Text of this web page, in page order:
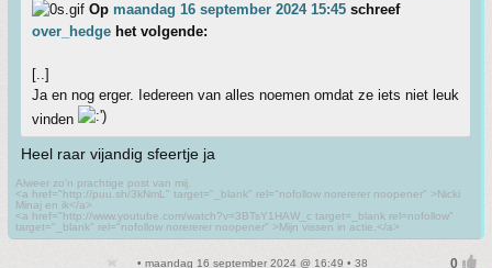
Op maandag 16 september 2024 15:45 schreef
over_hedge het volgende:
[..]
Ja en nog erger. Iedereen van alles noemen omdat ze iets niet leuk
vinden
Heel raar vijandig sfeertje ja
Alweer zo'n prachtige post van mij.
<a href="http://puu.sh/3kNmL" target="_blank" rel="nofollow norererer noopener" >Nicki
Minaj en ik</a>
<a href="http://www.youtube.com/watch?v=3BTsY1HAW_c target=_blank rel=nofollow"
target="_blank" rel="nofollow norererer noopener" >Mijn vissen in actie.</a>
• maandag 16 september 2024 @ 16:49 • 38